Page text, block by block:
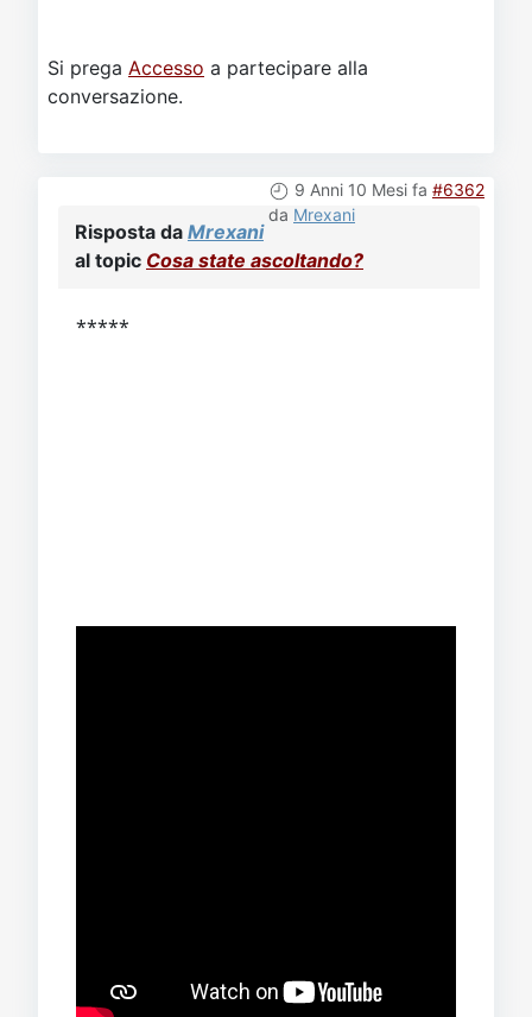
Si prega Accesso a partecipare alla
conversazione.
9 Anni 10 Mesi fa #6362
da Mrexani
Risposta da Mrexani
al topic Cosa state ascoltando?
*****